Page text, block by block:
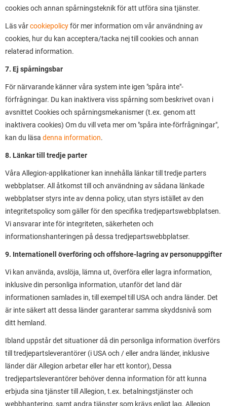
cookies och annan spårningsteknik för att utföra sina tjänster.
Läs vårcookiepolicyför mer information om vår användning av
cookies, hur du kan acceptera/tacka nej till cookies och annan
relaterad information.
7. Ej spårningsbar
För närvarande känner våra system inte igen "spåra inte"-
förfrågningar. Du kan inaktivera viss spårning som beskrivet ovan i
avsnittet Cookies och spårningsmekanismer (t.ex. genom att
inaktivera cookies) Om du vill veta mer om "spåra inte-förfrågningar",
kan du läsa denna information.
8. Länkar till tredje parter
Våra Allegion-applikationer kan innehålla länkar till tredje parters
webbplatser. All åtkomst till och användning av sådana länkade
webbplatser styrs inte av denna policy, utan styrs istället av den
integritetspolicy som gäller för den specifika tredjepartswebbplatsen.
Vi ansvarar inte för integriteten, säkerheten och
informationshanteringen på dessa tredjepartswebbplatser.
9. Internationell överföring och offshore-lagring av personuppgifter
Vi kan använda, avslöja, lämna ut, överföra eller lagra information,
inklusive din personliga information, utanför det land där
informationen samlades in, till exempel till USA och andra länder. Det
är inte säkert att dessa länder garanterar samma skyddsnivå som
ditt hemland.
Ibland uppstår det situationer då din personliga information överförs
till tredjepartsleverantörer (i USA och / eller andra länder, inklusive
länder där Allegion arbetar eller har ett kontor), Dessa
tredjepartsleverantörer behöver denna information för att kunna
erbjuda sina tjänster till Allegion, t.ex. betalningstjänster och
webbhantering, samt andra tjänster som krävs enligt lag. Allegion